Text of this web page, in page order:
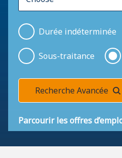
Durée indéterminée
Sous-traitance
Recherche Avancée
Parcourir les offres